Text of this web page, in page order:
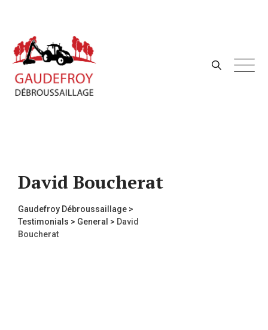
content
David Boucherat
Gaudefroy Débroussaillage >
Testimonials > General > David
Boucherat